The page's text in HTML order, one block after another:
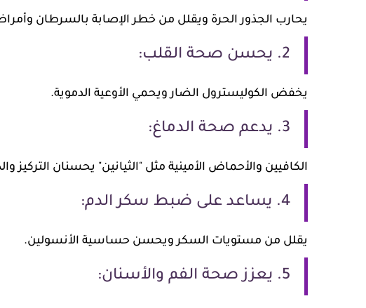
يحارب الجذور الحرة ويقلل من خطر الإصابة بالسرطان
2. يحسن صحة القلب:
يخفض الكوليسترول الضار ويحمي الأوعية الدموية.
3. يدعم صحة الدماغ:
الكافيين والأحماض الأمينية مثل "الثيانين" يحسنان التركيز
4. يساعد على ضبط سكر الدم:
يقلل من مستويات السكر ويحسن حساسية الأنسولين.
5. يعزز صحة الفم والأسنان: